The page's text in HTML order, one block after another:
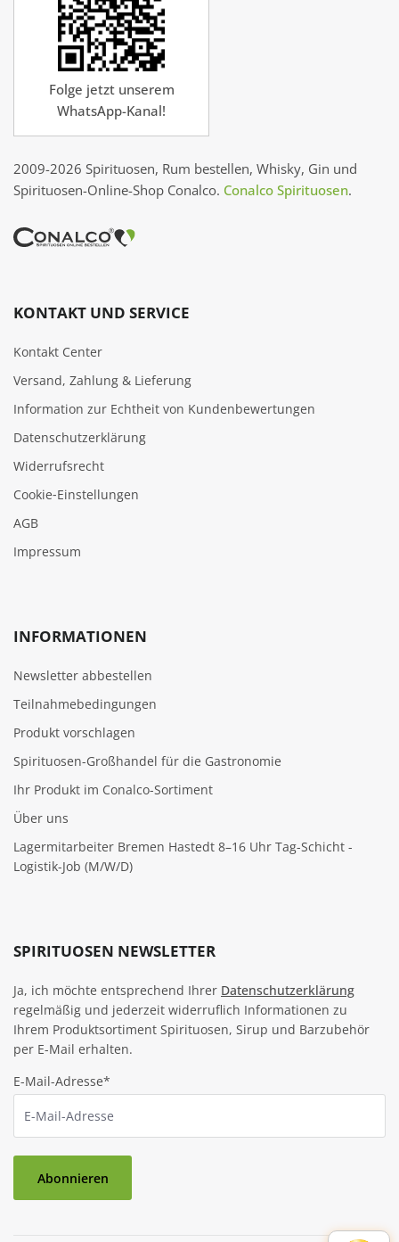
Folge jetzt unserem
WhatsApp-Kanal!
2009-2026 Spirituosen, Rum bestellen, Whisky, Gin und
Spirituosen-Online-Shop Conalco. Conalco Spirituosen.
KONTAKT UND SERVICE
Kontakt Center
Versand, Zahlung & Lieferung
Information zur Echtheit von Kundenbewertungen
Datenschutzerklärung
Widerrufsrecht
Cookie‑Einstellungen
AGB
Impressum
INFORMATIONEN
Newsletter abbestellen
Teilnahmebedingungen
Produkt vorschlagen
Spirituosen-Großhandel für die Gastronomie
Ihr Produkt im Conalco-Sortiment
Über uns
Lagermitarbeiter Bremen Hastedt 8–16 Uhr Tag-Schicht -
Logistik-Job (M/W/D)
SPIRITUOSEN NEWSLETTER
Ja, ich möchte entsprechend Ihrer Datenschutzerklärung
regelmäßig und jederzeit widerruflich Informationen zu
Ihrem Produktsortiment Spirituosen, Sirup und Barzubehör
per E-Mail erhalten.
E-Mail-Adresse*
Abonnieren